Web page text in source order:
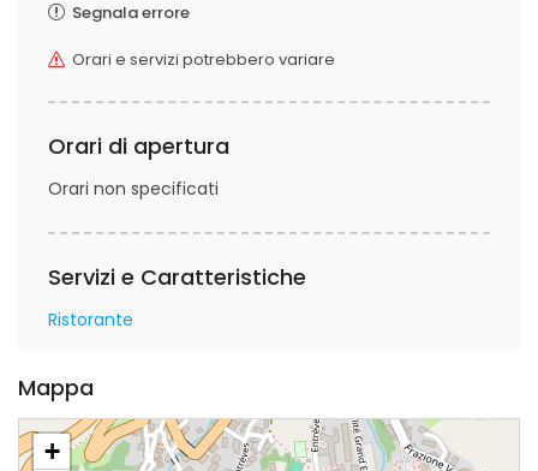
Segnala errore
Orari e servizi potrebbero variare
Orari di apertura
Orari non specificati
Servizi e Caratteristiche
Ristorante
Mappa
+